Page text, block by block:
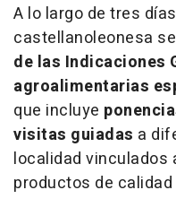
A lo largo de tres
castellanoleonesa
de las Indicaciones
agroalimentarias
que incluye
visitas guiadas a
localidad vinculados
productos de